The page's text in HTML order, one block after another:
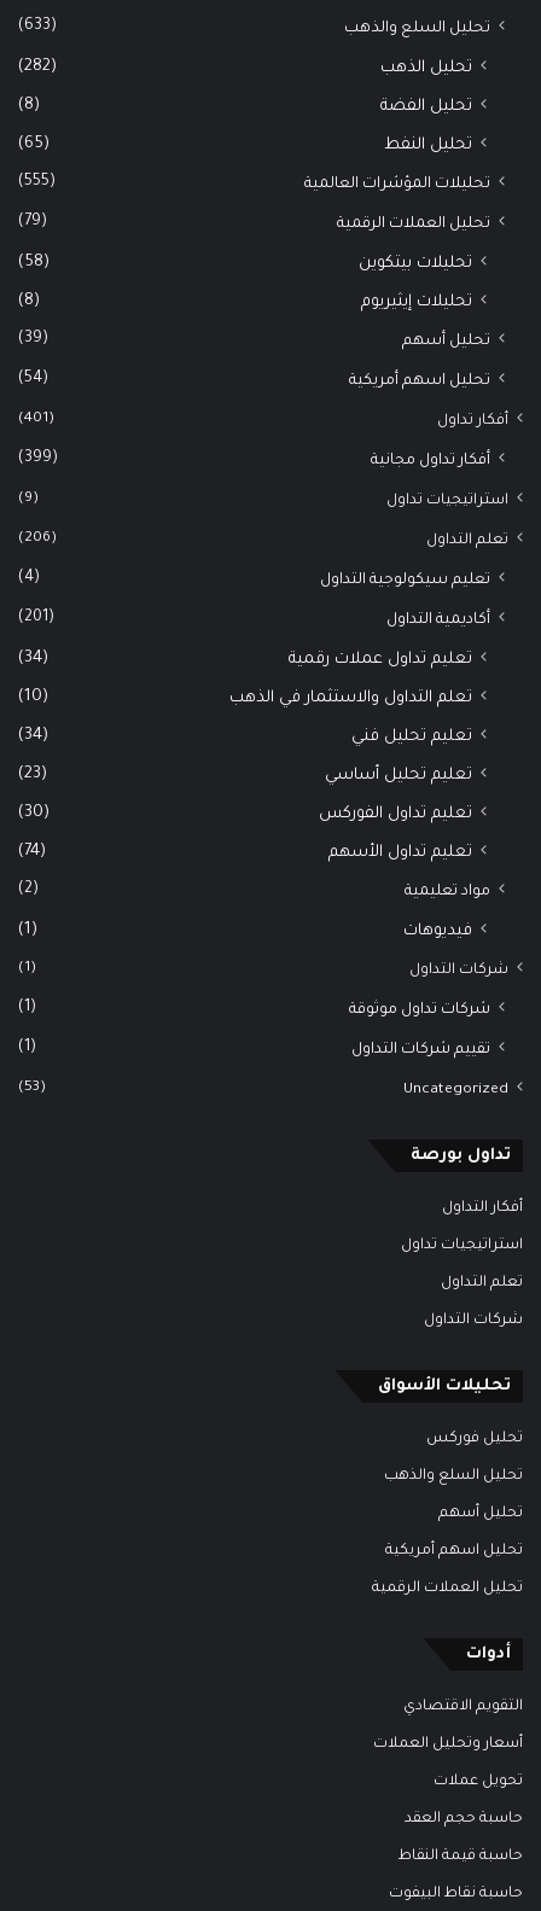
تحليل السلع والذهب (633)
تحليل الذهب (282)
تحليل الفضة (8)
تحليل النفط (65)
تحليلات المؤشرات العالمية (555)
تحليل العملات الرقمية (79)
تحليلات بيتكوين (58)
تحليلات إيثيريوم (8)
تحليل أسهم (39)
تحليل اسهم أمريكية (54)
أفكار تداول (401)
أفكار تداول مجانية (399)
استراتيجيات تداول (9)
تعلم التداول (206)
تعليم سيكولوجية التداول (4)
أكاديمية التداول (201)
تعليم تداول عملات رقمية (34)
تعلم التداول والاستثمار في الذهب (10)
تعليم تحليل فني (34)
تعليم تحليل أساسي (23)
تعليم تداول الفوركس (30)
تعليم تداول الأسهم (74)
مواد تعليمية (2)
فيديوهات (1)
شركات التداول (1)
شركات تداول موثوقة (1)
تقييم شركات التداول (1)
Uncategorized
(53)
تداول بورصة
أفكار التداول
استراتيجيات تداول
تعلم التداول
شركات التداول
تحليلات الأسواق
تحليل فوركس
تحليل السلع والذهب
تحليل أسهم
تحليل اسهم أمريكية
تحليل العملات الرقمية
أدوات
التقويم الاقتصادي
أسعار وتحليل العملات
تحويل عملات
حاسبة حجم العقد
حاسبة قيمة النقاط
حاسبة نقاط البيفوت